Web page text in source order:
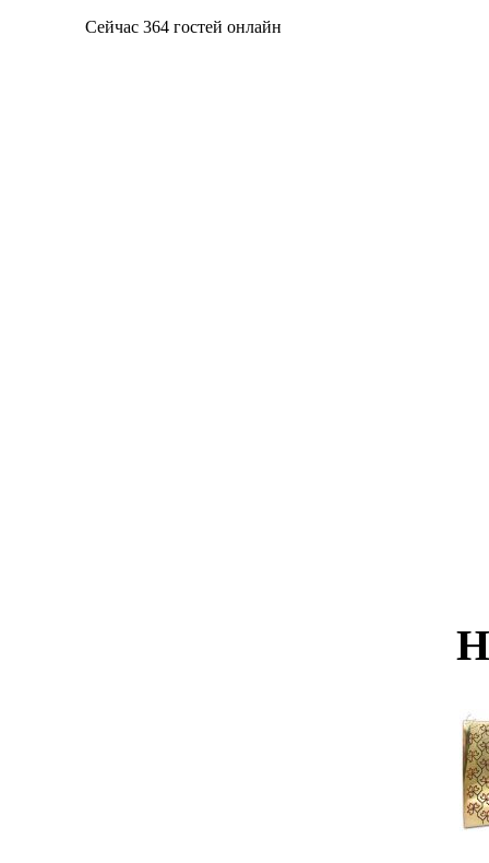
Сейчас 364 гостей онлайн